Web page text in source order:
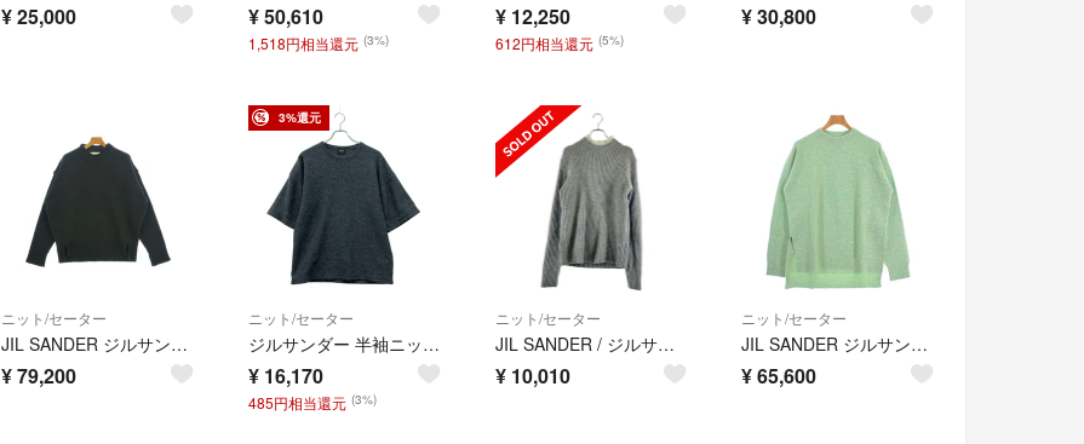
¥25,000 ¥50,610
1,518円相当還元 (3%)
¥ 12,250
612円相当還元 (5%)
¥30,800
ニット/セーター
JIL SANDER ジルサンダー ニット・セーター L グレー 【古着】【中古】【送料無料】
¥79,200
3%還元
ニット/セーター
ジルサンダー 半袖ニット メンズ SIZE 48 (M) JIL SANDER
¥ 16,170
485円相当還元 (3%)
ニット/セーター
JIL SANDER / ジルサンダー | by raf simons / ウール カシミヤ レイヤード リブ ニット | 50 | グレー/ライトグリーン | メンズ
¥ 10,010
ニット/セーター
JIL SANDER ジルサンダー ニット・セーター M 緑 【古着】【中古】【送料無料】
¥65,600